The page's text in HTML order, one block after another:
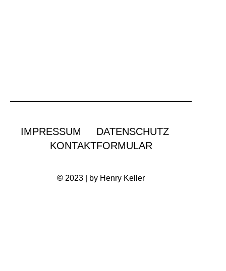
IMPRESSUM
DATENSCHUTZ
KONTAKTFORMULAR
© 2023 | by Henry Keller